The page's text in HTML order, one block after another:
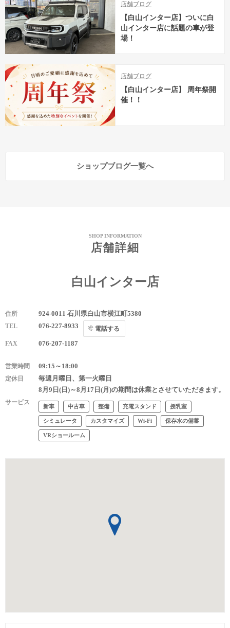
店舗ブログ
【白山インター店】ついに白
山インター店に話題の車が登
場！
店舗ブログ
【白山インター店】 周年祭開
催！！
ショップブログ一覧へ
SHOP INFORMATION
店舗詳細
白山インター店
住所 924-0011 石川県白山市横江町5380
TEL 076-227-8933 電話する
FAX 076-207-1187
営業時間 09:15～18:00
定休日
毎週月曜日、第一火曜日
8月9日(日)～8月17日(月)の期間は休業とさせていただきます。
サービス
新車 中古車 整備 充電スタンド 授乳室
シミュレータ カスタマイズ Wi-Fi 保存水の備蓄
VRショールーム